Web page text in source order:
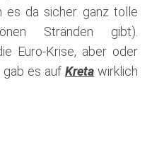
es da sicher ganz tolle
Stränden gibt).
Euro-Krise, aber oder
es auf Kreta wirklich